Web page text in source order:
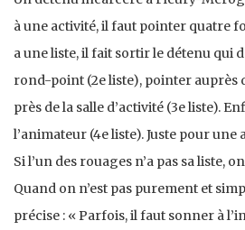
à une activité, il faut pointer quatre
a une liste, il fait sortir le détenu qui
rond-point (2e liste), pointer auprès
près de la salle d’activité (3e liste).
l’animateur (4e liste). Juste pour une
Si l’un des rouages n’a pas sa liste,
Quand on n’est pas purement et
précise : « Parfois, il faut sonner à